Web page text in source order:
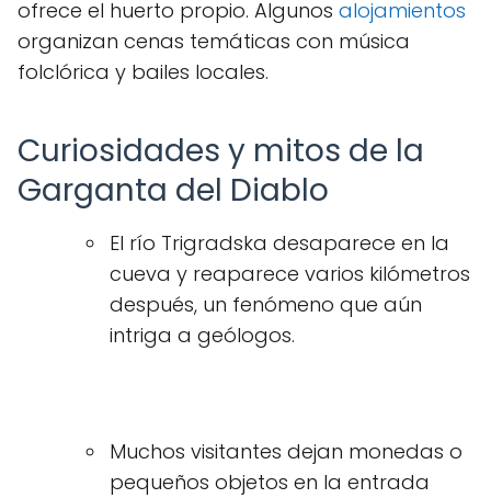
ofrece el huerto propio. Algunos alojamientos
organizan cenas temáticas con música
folclórica y bailes locales.
Curiosidades y mitos de la
Garganta del Diablo
El río Trigradska desaparece en la
cueva y reaparece varios kilómetros
después, un fenómeno que aún
intriga a geólogos.
Muchos visitantes dejan monedas o
pequeños objetos en la entrada